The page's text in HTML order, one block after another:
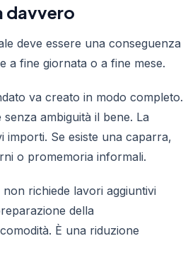
davvero
deve essere una conseguenza
a fine giornata o a fine mese.
va creato in modo completo.
ambiguità il bene. La
importi. Se esiste una caparra,
o promemoria informali.
richiede lavori aggiuntivi
della
È una riduzione